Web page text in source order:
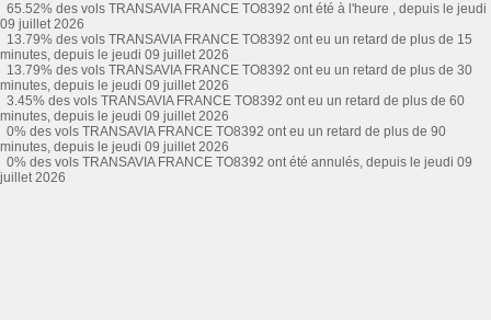
65.52% des vols TRANSAVIA FRANCE TO8392 ont été à l'heure , depuis le jeudi
09 juillet 2026
13.79% des vols TRANSAVIA FRANCE TO8392 ont eu un retard de plus de 15
minutes, depuis le jeudi 09 juillet 2026
13.79% des vols TRANSAVIA FRANCE TO8392 ont eu un retard de plus de 30
minutes, depuis le jeudi 09 juillet 2026
3.45% des vols TRANSAVIA FRANCE TO8392 ont eu un retard de plus de 60
minutes, depuis le jeudi 09 juillet 2026
0% des vols TRANSAVIA FRANCE TO8392 ont eu un retard de plus de 90
minutes, depuis le jeudi 09 juillet 2026
0% des vols TRANSAVIA FRANCE TO8392 ont été annulés, depuis le jeudi 09
juillet 2026